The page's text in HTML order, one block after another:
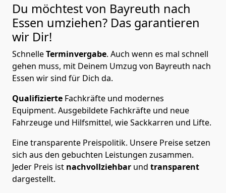
Du möchtest von Bayreuth nach
Essen umziehen? Das garantieren
wir Dir!
SchnelleTerminvergabe. Auch wenn es mal schnell
gehen muss, mit Deinem Umzug von Bayreuth nach
Essen wir sind für Dich da.
Qualifizierte Fachkräfte und modernes
Equipment. Ausgebildete Fachkräfte und neue
Fahrzeuge und Hilfsmittel, wie Sackkarren und Lifte.
Eine transparente Preispolitik. Unsere Preise setzen
sich aus den gebuchten Leistungen zusammen.
Jeder Preis ist nachvollziehbar und transparent
dargestellt.